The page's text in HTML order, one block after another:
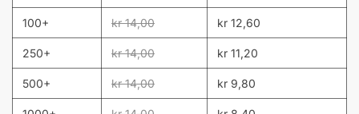
100+ kr14,00 kr 12,60
250+ kr14,00 kr 11,20
500+ kr14,00 kr 9,80